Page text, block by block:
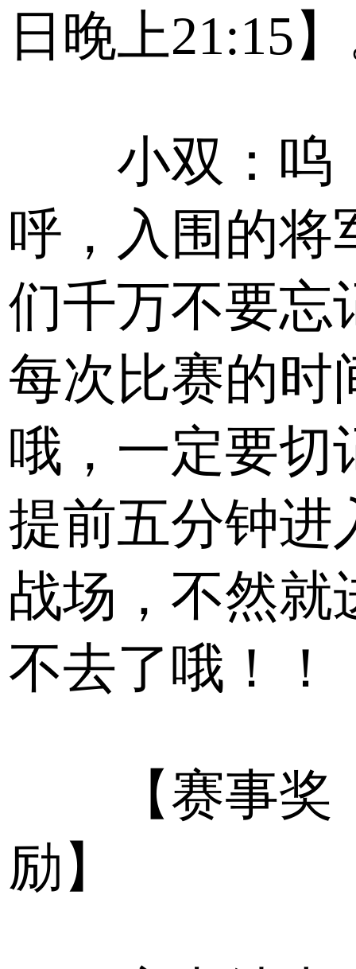
日晚上21:15
小双：呜
呼，入围的将
们千万不要忘
每次比赛的时
哦，一定要切
提前五分钟进
战场，不然就
不去了哦！！
【赛事奖
励】